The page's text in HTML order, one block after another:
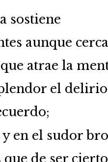
sostiene
aunque
atrae la
el delirio
y en el sudor
que de ser